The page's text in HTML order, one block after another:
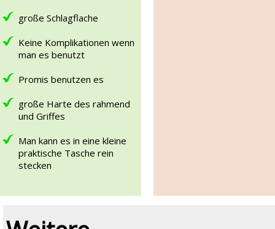
große Schlagflache
Keine Komplikationen wenn
man es benutzt
Promis benutzen es
große Harte des rahmend
und Griffes
Man kann es in eine kleine
praktische Tasche rein
stecken